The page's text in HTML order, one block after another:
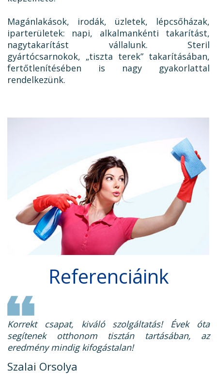
Magánlakások, irodák, üzletek, lépcsőházak,
iparterületek: napi, alkalmankénti takarítást,
nagytakarítást vállalunk. Steril
gyártócsarnokok, „tiszta terek” takarításában,
fertőtlenítésében is nagy gyakorlattal
rendelkezünk.
Referenciáink
Korrekt csapat, kiváló szolgáltatás! Évek óta
segítenek otthonom tisztán tartásában, az
eredmény mindig kifogástalan!
Szalai Orsolya